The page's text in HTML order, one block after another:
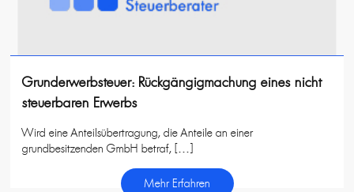
Grunderwerbsteuer: Rückgängigmachung eines nicht
steuerbaren Erwerbs
Wird eine Anteilsübertragung, die Anteile an einer
grundbesitzenden GmbH betraf, […]
Mehr Erfahren